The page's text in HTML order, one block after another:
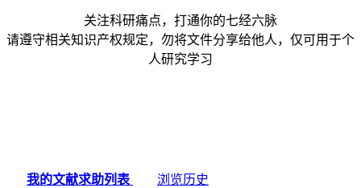
关注科研痛点，打通你的七经六脉
请遵守相关知识产权规定，勿将文件分享给他人，仅可用于个
人研究学习
我的文献求助列表
浏览历史